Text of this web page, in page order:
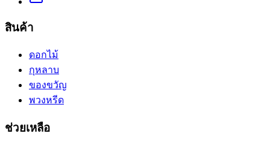
สินค้า
ดอกไม้
กุหลาบ
ของขวัญ
พวงหรีด
ช่วยเหลือ